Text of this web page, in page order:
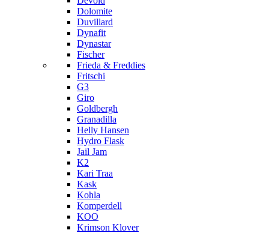
Dolomite
Duvillard
Dynafit
Dynastar
Fischer
Frieda & Freddies
Fritschi
G3
Giro
Goldbergh
Granadilla
Helly Hansen
Hydro Flask
Jail Jam
K2
Kari Traa
Kask
Kohla
Komperdell
KOO
Krimson Klover